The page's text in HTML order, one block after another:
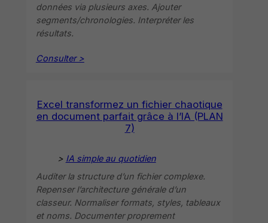
données via plusieurs axes. Ajouter
segments/chronologies. Interpréter les
résultats.
Consulter >
Excel transformez un fichier chaotique
en document parfait grâce à l’IA (PLAN
7)
> IA simple au quotidien
Auditer la structure d’un fichier complexe.
Repenser l’architecture générale d’un
classeur. Normaliser formats, styles, tableaux
et noms. Documenter proprement